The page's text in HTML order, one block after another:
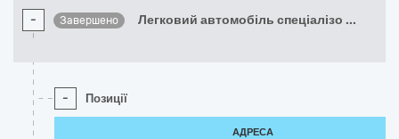
- Завершено Легковий автомобіль спеціалізо ...
- Позиції
АДРЕСА